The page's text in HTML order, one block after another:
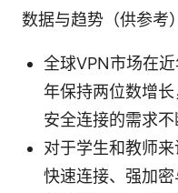
数据与趋势（供参考）
全球VPN市场在
年保持两位数增长
安全连接的需求不
对于学生和教师来
快速连接、强加密